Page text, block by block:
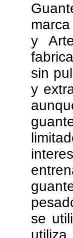
y
sin
y
se